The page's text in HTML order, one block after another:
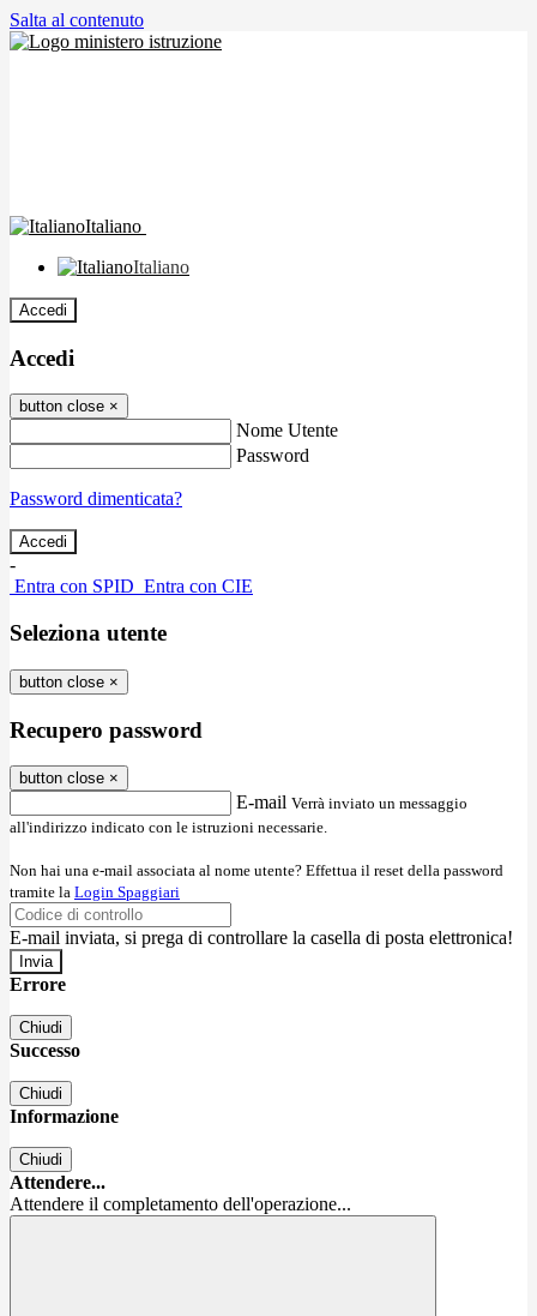
Salta al contenuto
Italiano
Italiano
Accedi
Accedi
button close ×
Nome Utente
Password
Password dimenticata?
-
Entra con SPID Entra con CIE
Seleziona utente
button close ×
Recupero password
button close ×
E-mail Verrà inviato un messaggio
all'indirizzo indicato con le istruzioni necessarie.
Non hai una e-mail associata al nome utente? Effettua il reset della password
tramite la Login Spaggiari
E-mail inviata, si prega di controllare la casella di posta elettronica!
Errore
Chiudi
Successo
Chiudi
Informazione
Chiudi
Attendere...
Attendere il completamento dell'operazione...